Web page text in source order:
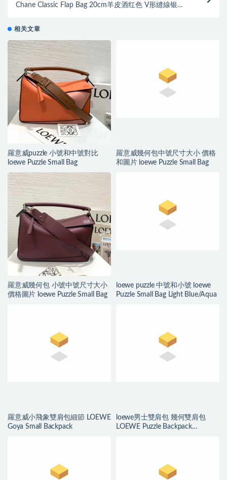
Chane Classic Flap Bag 20cm羊皮酒红色 V形縫線银链
相关文章
羅意威puzzle 小號和中號對比
loewe Puzzle Small Bag
羅意威幾何包中號尺寸大小 價格
和圖片 loewe Puzzle Small Bag
羅意威幾何包 小號中號尺寸大小
價格圖片 loewe Puzzle Small Bag
loewe puzzle 中號和小號 loewe
Puzzle Small Bag Light Blue/Aqua
羅意威小飛象雙肩包細節 LOEWE
Goya Small Backpack
loewe男士雙肩包 幾何雙肩包
LOEWE Puzzle Backpack